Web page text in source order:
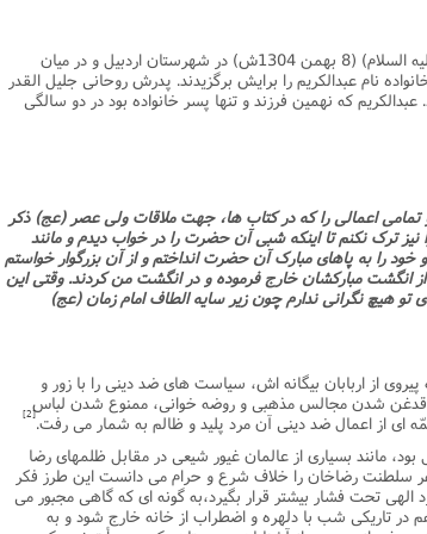
فصل نامه تربیت تبلیغی
و چهارم فصل نامه تربیت تبلیغی
فصل نامه مطالعات معنوی
فصل نامه مطالعات معنوی
فصل نامه مطالعات معنوی
و نهم فصل‌نامه مطالعات معنوی
فصل‌نامه مطالعات معنوی
یابی
در سحرگاه سیزدهم رجب 1344ق سالروز میلاد امیرمؤمنان(علیه السلام) (8 بهمن 1304ش) در شهرستان اردبیل و در میان
نام عبدالکریم را برایش برگزیدند. پدرش روحانى جلیل القدر
که نهمین فرزند و تنها پسر خانواده بود در دو سالگى
تمامى اعمالى را که در کتاب ها، جهت ملاقات ولى عصر (عج) ذکر
ترک نکنم تا اینکه شبى آن حضرت را در خواب دیدم و مانند
را به پاهاى مبارک آن حضرت انداختم و از آن بزرگوار خواستم
انگشت مبارکشان خارج فرموده و در انگشت من کردند. وقتى این
هیچ نگرانى ندارم چون زیر سایه الطاف امام زمان (عج)
از اربابان بیگانه اش، سیاست هاى ضد دینى را با زور و
شدن مجالس مذهبى و روضه خوانى، ممنوع شدن لباس
اى از اعمال ضد دینى آن مرد پلید و ظالم به شمار مى رفت.[2]
مانند بسیارى از عالمان غیور شیعى در مقابل ظلمهاى رضا
سلطنت رضاخان را خلاف شرع و حرام مى دانست این طرز فکر
تحت فشار بیشتر قرار بگیرد،به گونه اى که گاهى مجبور مى
در تاریکى شب با دلهره و اضطراب از خانه خارج شود و به